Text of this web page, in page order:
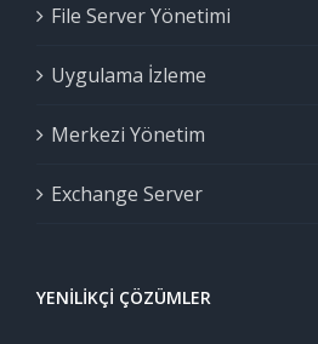
File Server Yönetimi
Uygulama İzleme
Merkezi Yönetim
Exchange Server
YENILIKÇI ÇÖZÜMLER